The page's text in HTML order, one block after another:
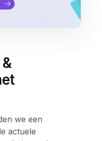
we een
actuele